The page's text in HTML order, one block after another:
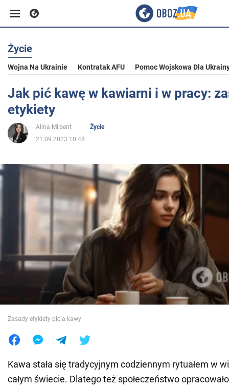
Biznes
Sport
Rozrywka
Polityka
Społeczeństwo
Wojna na Ukrainie
Jedzenie
Życie
Wojna Na Ukrainie Kontratak AFU Pomoc Wojskowa Dla
Jak pić kawę w kawiarni i w pracy:
etykiety
Alina Milsent
Życie
21.09.2023 10:48
Zasady etykiety picia kawy
Kawa stała się tradycyjnym codziennym rytuałem w
całym świecie. Dlatego też społeczeństwo